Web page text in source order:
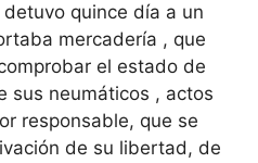
quince día a un
mercadería , que
el estado de
sus neumáticos , actos
responsable, que se
de su libertad, de